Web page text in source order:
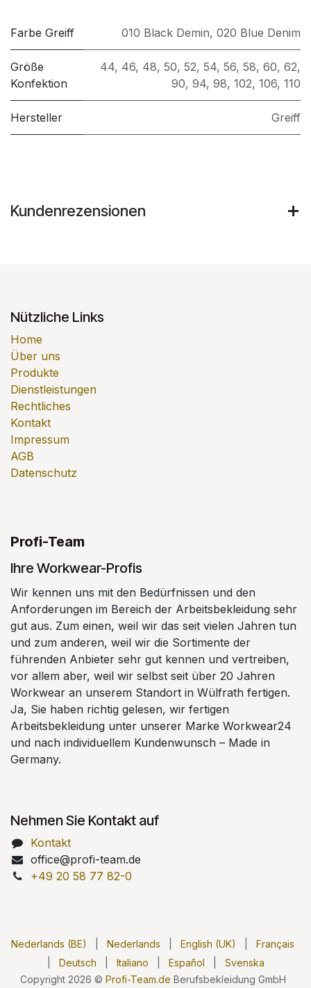
Farbe Greiff 010 Black Demin, 020 Blue Denim
Größe
Konfektion
44, 46, 48, 50, 52, 54, 56, 58, 60, 62,
90, 94, 98, 102, 106, 110
Hersteller Greiff
Kundenrezensionen
Nützliche Links
Home
Über uns
Produkte
Dienstleistungen
Rechtliches
Kontakt
Impressum
AGB
Datenschutz
Profi-Team
Ihre Workwear-Profis
Wir kennen uns mit den Bedürfnissen und den
Anforderungen im Bereich der Arbeitsbekleidung sehr
gut aus. Zum einen, weil wir das seit vielen Jahren tun
und zum anderen, weil wir die Sortimente der
führenden Anbieter sehr gut kennen und vertreiben,
vor allem aber, weil wir selbst seit über 20 Jahren
Workwear an unserem Standort in Wülfrath fertigen.
Ja, Sie haben richtig gelesen, wir fertigen
Arbeitsbekleidung unter unserer Marke Workwear24
und nach individuellem Kundenwunsch – Made in
Germany.
Nehmen Sie Kontakt auf
Kontakt
office@profi-team.de
+49 20 58 77 82-0
Copyright 2026 © Profi-Team.de Berufsbekleidung GmbH
Nederlands (BE) Nederlands English (UK)
Français
Deutsch Italiano Español Svenska